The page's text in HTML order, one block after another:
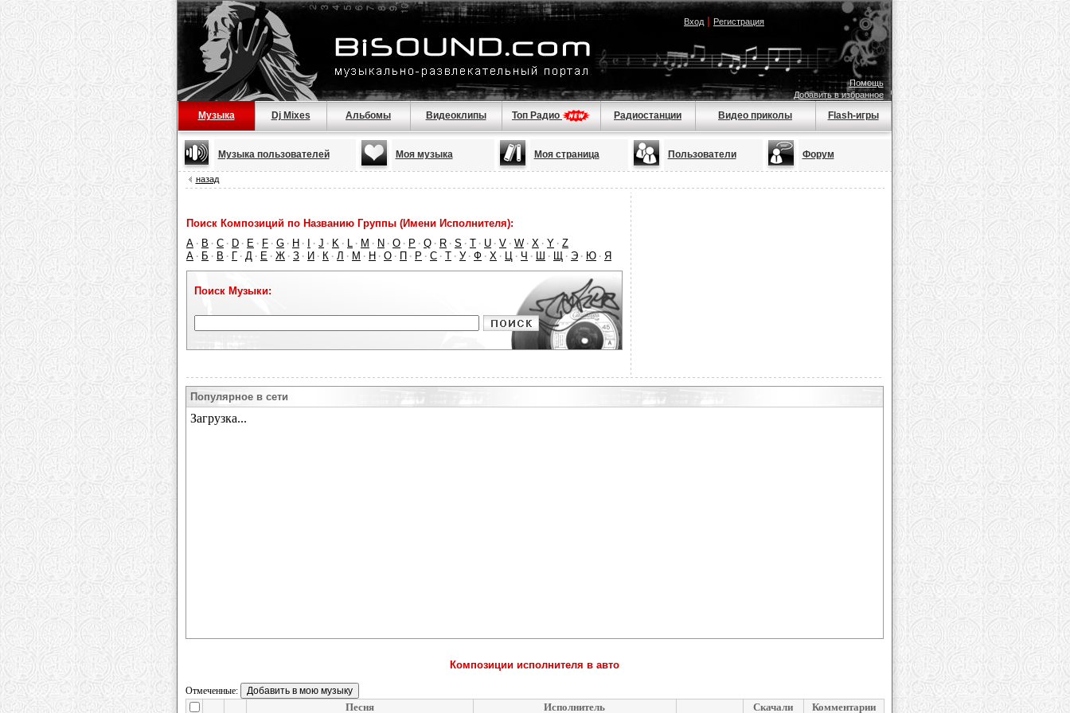
Вход| Регистрация
Помощь
Добавить в избранное
Музыка Dj Mixes Альбомы Видеоклипы Топ Радио Радиостанции Видео приколы Flash-игры
Музыка пользователей Моя музыка Моя страница Пользователи Форум
назад
Поиск Композиций по Названию Группы (Имени Исполнителя):
A · B · C · D · E · F · G · H · · J · K · L · M · N · O · P · Q · R · S · T · U · V · W · X · Y · Z
А · Б · В · Г · Д · Е · Ж · З · И · К · Л · М · Н · О · П · Р · С · Т · У · Ф · Х · Ц · Ч · Ш · Щ · Э · Ю · Я
Поиск Музыки:
Популярное в сети
Композиции исполнителя в авто
Отмеченные:
Песня Исполнитель Скачали Комментарии